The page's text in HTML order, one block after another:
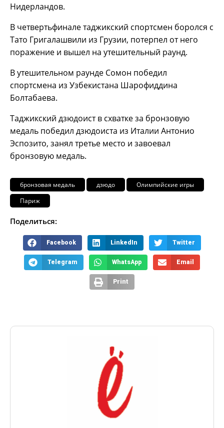
Нидерландов.
В четвертьфинале таджикский спортсмен боролся с
Тато Григалашвили из Грузии, потерпел от него
поражение и вышел на утешительный раунд.
В утешительном раунде Сомон победил
спортсмена из Узбекистана Шарофиддина
Болтабаева.
Таджикский дзюдоист в схватке за бронзовую
медаль победил дзюдоиста из Италии Антонио
Эспозито, занял третье место и завоевал
бронзовую медаль.
бронзовая медаль дзюдо
Олимпийские игры
Париж
Поделиться:
Facebook LinkedIn Twitter
Telegram WhatsApp Email
Print